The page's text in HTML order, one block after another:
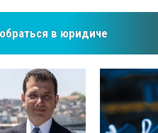
Центральной Азии